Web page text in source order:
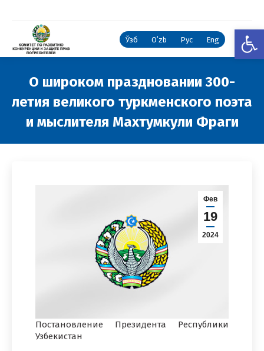
Ўзб Oʻzb Рус Eng
О широком праздновании 300-
летия великого туркменского поэта
и мыслителя Махтумкули Фраги
Фев
19
2024
Постановление Президента Республики
Узбекистан